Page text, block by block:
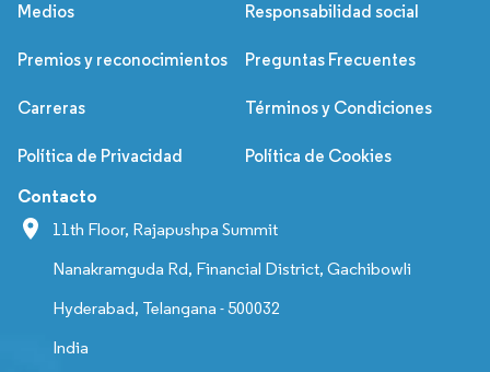
Medios Responsabilidad social
Premios y reconocimientos Preguntas Frecuentes
Carreras Términos y Condiciones
Política de Privacidad Política de Cookies
Contacto
11th Floor, Rajapushpa Summit
Nanakramguda Rd, Financial District, Gachibowli
Hyderabad, Telangana - 500032
India